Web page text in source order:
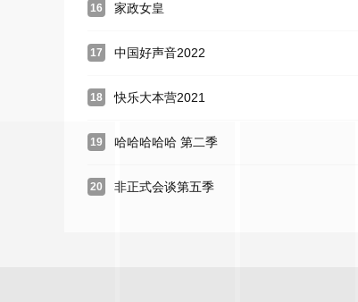
16 家政女皇
17 中国好声音2022
18 快乐大本营2021
19 哈哈哈哈哈 第二季
20 非正式会谈第五季